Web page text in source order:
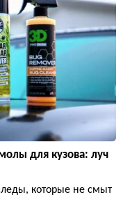
для кузова: луч
которые не смыт